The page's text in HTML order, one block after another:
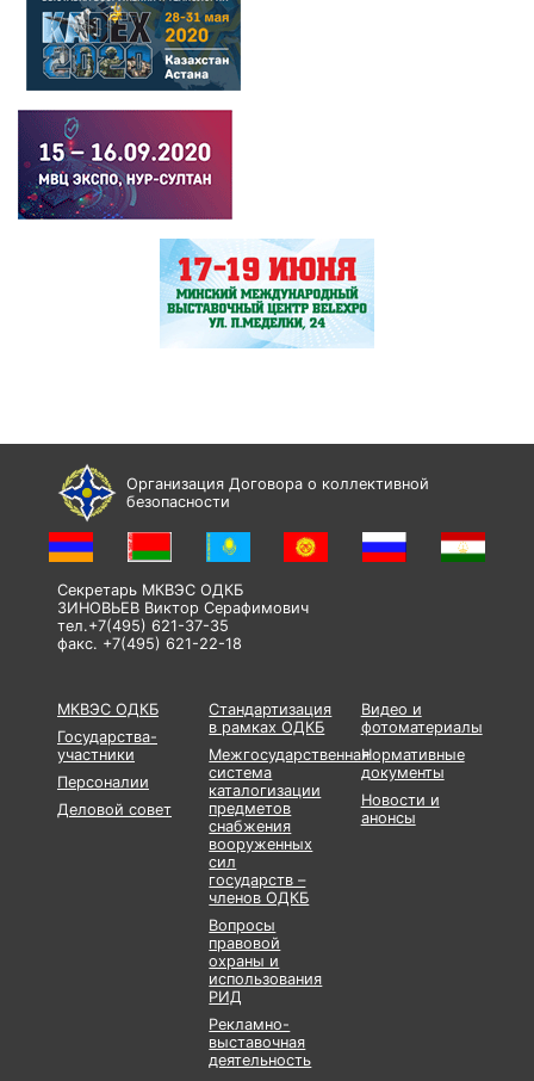
Организация Договора о коллективной
безопасности
Секретарь МКВЭС ОДКБ
ЗИНОВЬЕВ Виктор Серафимович
тел.+7(495) 621-37-35
факс. +7(495) 621-22-18
МКВЭС ОДКБ
Государства-
участники
Персоналии
Деловой совет
Стандартизация
в рамках ОДКБ
Межгосударственная
система
каталогизации
предметов
снабжения
вооруженных
сил
государств –
членов ОДКБ
Вопросы
правовой
охраны и
использования
РИД
Рекламно-
выставочная
деятельность
Видео и
фотоматериалы
Нормативные
документы
Новости и
анонсы